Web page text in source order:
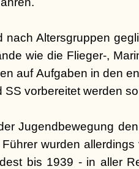
nach Altersgruppen
wie die Flieger-,
auf Aufgaben in den
SS vorbereitet werden
Jugendbewegung
wurden
bis 1939 - in aller